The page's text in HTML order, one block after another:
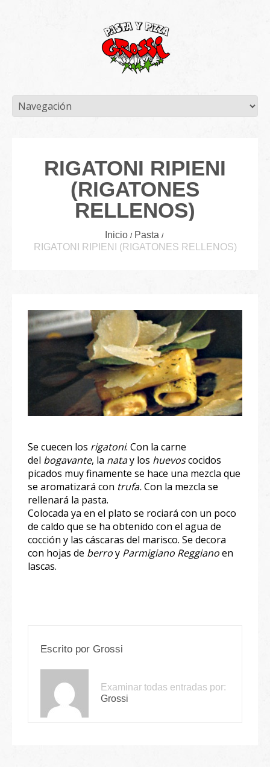
RIGATONI RIPIENI
(RIGATONES
RELLENOS)
Inicio
Pasta
RIGATONI RIPIENI (RIGATONES RELLENOS)
Se cuecen los rigatoni. Con la carne
del bogavante, la natay los huevoscocidos
picados muy finamente se hace una mezcla que
se aromatizará con trufa.Con la mezcla se
rellenará la pasta.
Colocada ya en el plato se rociará con un poco
de caldo que se ha obtenido con el agua de
cocción y las cáscaras del marisco. Se decora
con hojas de berroy Parmigiano Reggianoen
lascas.
Escrito por Grossi
Examinar todas entradas por:
Grossi